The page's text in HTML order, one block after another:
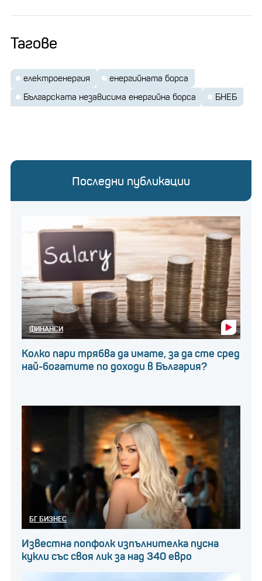
Тагове
електроенергия
енергийната борса
Българската независима енергийна борса
БНЕБ
Последни публикации
ФИНАНСИ
Колко пари трябва да имате, за да сте сред
най-богатите по доходи в България?
БГ БИЗНЕС
Известна попфолк изпълнителка пусна
кукли със своя лик за над 340 евро